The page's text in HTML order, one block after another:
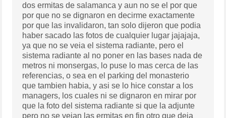
dos ermitas de salamanca y aun no se el por que
por que no se dignaron en decirme exactamente
por que las invalidaron, tan solo dijeron que podia
haber sacado las fotos de cualquier lugar jajajaja,
ya que no se veia el sistema radiante, pero el
sistema radiante al no poner en las bases nada de
metros ni monsergas, lo puse lo mas cerca de las
referencias, o sea en el parking del monasterio
que tambien habia, y asi se lo hice constar a los
managers, los cuales ni se dignaron en mirar por
que la foto del sistema radiante si que la adjunte
pero no se veian las ermitas en fin otro que deja